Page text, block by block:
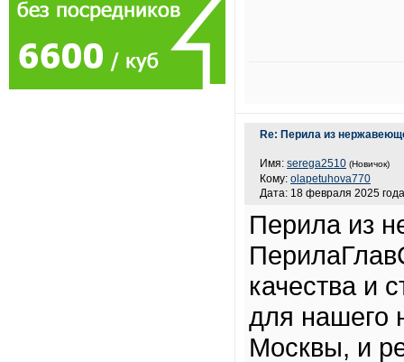
Re: Перила из
Имя: serega2510 (Новичок)
Кому: olapetuhova770
Дата: 18 февраля 2025
Перила из
качества и
для нашего
Москвы, и